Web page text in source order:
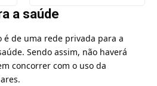
a saúde
de uma rede privada para a
Sendo assim, não haverá
concorrer com o uso da